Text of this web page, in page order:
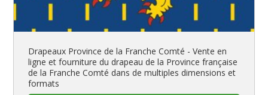
Drapeaux Province de la Franche Comté - Vente en
ligne et fourniture du drapeau de la Province française
de la Franche Comté dans de multiples dimensions et
formats